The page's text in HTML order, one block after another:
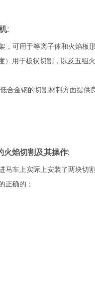
:
可用于等离子体和火焰板
用于板状切割，以及五组
金钢的切割材料方面提供
火焰切割及其操作:
车上实际上安装了两块切
正确的；